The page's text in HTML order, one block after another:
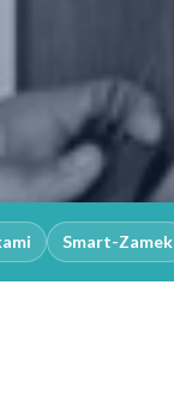
Smart-Zamek